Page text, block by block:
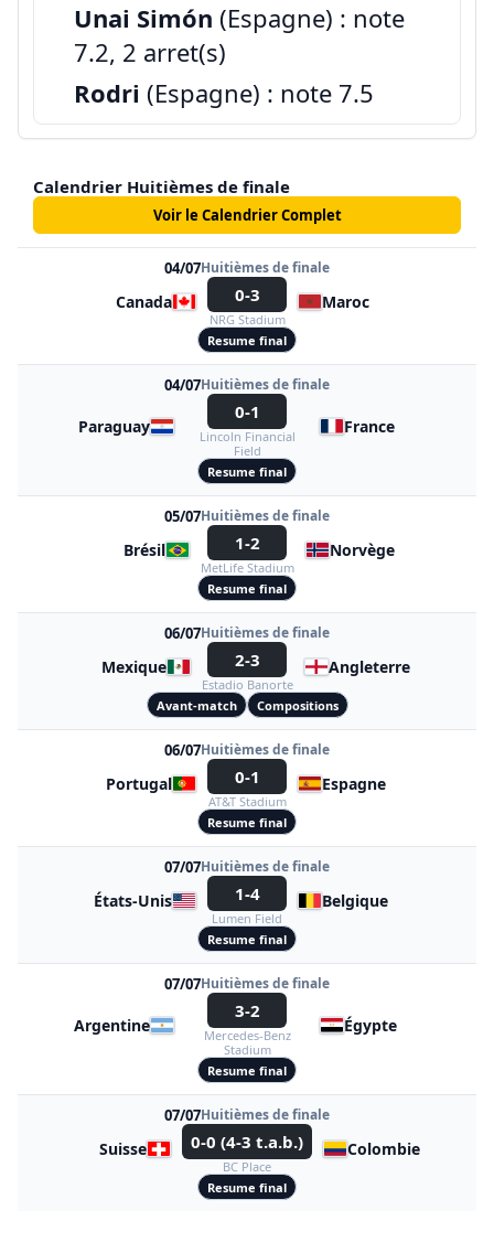
Unai Simón (Espagne) : note
7.2, 2 arret(s)
Rodri (Espagne) : note 7.5
Calendrier Huitièmes de finale
Voir le Calendrier Complet
04/07Huitièmes de finale
Canada 0-3
NRG Stadium
Maroc
Resume final
04/07Huitièmes de finale
Paraguay
0-1
Lincoln Financial
Field
France
Resume final
05/07Huitièmes de finale
Brésil 1-2
MetLife Stadium
Norvège
Resume final
06/07Huitièmes de finale
Mexique 2-3
Estadio Banorte
Angleterre
Avant-match Compositions
06/07Huitièmes de finale
Portugal 0-1
AT&T Stadium
Espagne
Resume final
07/07Huitièmes de finale
États-Unis 1-4
Lumen Field
Belgique
Resume final
07/07Huitièmes de finale
Argentine
3-2
Mercedes-Benz
Stadium
Égypte
Resume final
07/07Huitièmes de finale
Suisse 0-0 (4-3 t.a.b.)
BC Place
Colombie
Resume final